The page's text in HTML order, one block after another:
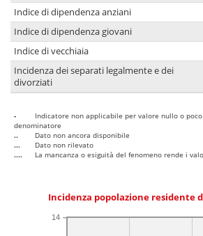
Indice di dipendenza anziani
Indice di dipendenza giovani
Indice di vecchiaia
Incidenza dei separati legalmente e dei
divorziati
-
Indicatore non applicabile per valore nullo o
denominatore
..
Dato non ancora disponibile
...
Dato non rilevato
....
La mancanza o esiguità del fenomeno rende i
Incidenza popolazione residente
14